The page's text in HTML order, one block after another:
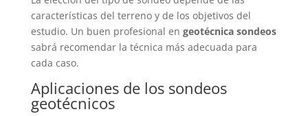
características del terreno y de los objetivos del
estudio. Un buen profesional en geotécnica sondeos
sabrá recomendar la técnica más adecuada para
cada caso.
Aplicaciones de los sondeos
geotécnicos